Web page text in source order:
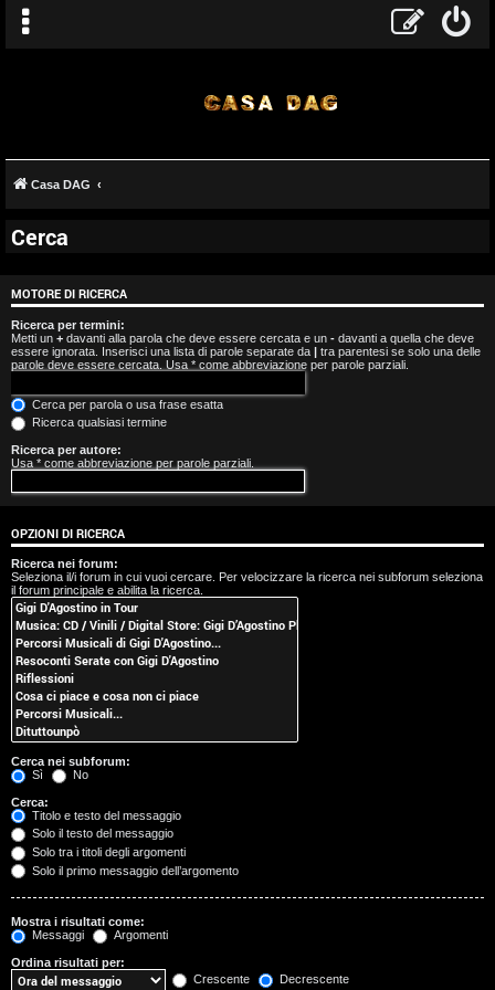
A
r
g
o
m
e
n
i
s
e
n
z
a
r
i
s
p
o
s
Casa DAG
Cerca
MOTORE DI RICERCA
Ricerca per termini:
Metti un + davanti alla parola che deve essere cercata e un - davanti a quella che deve
essere ignorata. Inserisci una lista di parole separate da | tra parentesi se solo una delle
parole deve essere cercata. Usa * come abbreviazione per parole parziali.
Cerca per parola o usa frase esatta
Ricerca qualsiasi termine
Ricerca per autore:
Usa * come abbreviazione per parole parziali.
OPZIONI DI RICERCA
Ricerca nei forum:
Seleziona il/i forum in cui vuoi cercare. Per velocizzare la ricerca nei subforum seleziona
il forum principale e abilita la ricerca.
Cerca nei subforum:
Sì
No
Cerca:
Titolo e testo del messaggio
Solo il testo del messaggio
Solo tra i titoli degli argomenti
Solo il primo messaggio dell’argomento
Mostra i risultati come:
Messaggi
Argomenti
Ordina risultati per:
Crescente
Decrescente